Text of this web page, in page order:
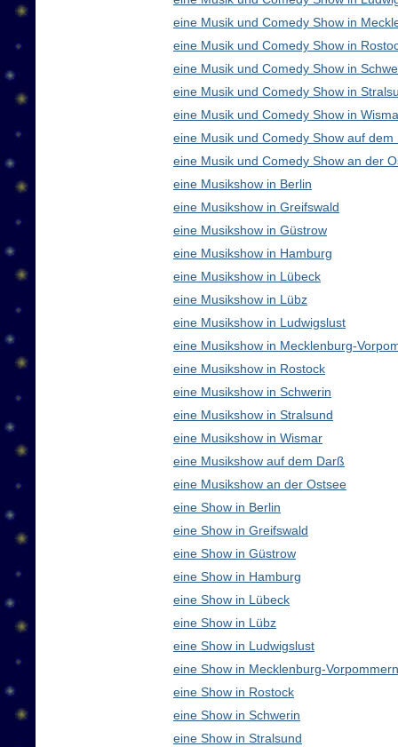
eine Musik und Comedy Show in
eine Musik und Comedy Show in
eine Musik und Comedy Show in
eine Musik und Comedy Show in
eine Musik und Comedy Show in
eine Musik und Comedy Show auf dem
eine Musik und Comedy Show an der
eine Musikshow in Berlin
eine Musikshow in Greifswald
eine Musikshow in Güstrow
eine Musikshow in Hamburg
eine Musikshow in Lübeck
eine Musikshow in Lübz
eine Musikshow in Ludwigslust
eine Musikshow in Mecklenburg-
eine Musikshow in Rostock
eine Musikshow in Schwerin
eine Musikshow in Stralsund
eine Musikshow in Wismar
eine Musikshow auf dem Darß
eine Musikshow an der Ostsee
eine Show in Berlin
eine Show in Greifswald
eine Show in Güstrow
eine Show in Hamburg
eine Show in Lübeck
eine Show in Lübz
eine Show in Ludwigslust
eine Show in Mecklenburg-
eine Show in Rostock
eine Show in Schwerin
eine Show in Stralsund